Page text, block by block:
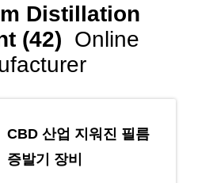
Distillation
(42) Online
CBD 산업 지워진 필름
증발기 장비